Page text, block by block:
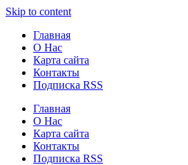
Skip to content
Главная
О Нас
Карта сайта
Контакты
Подписка RSS
Главная
О Нас
Карта сайта
Контакты
Подписка RSS